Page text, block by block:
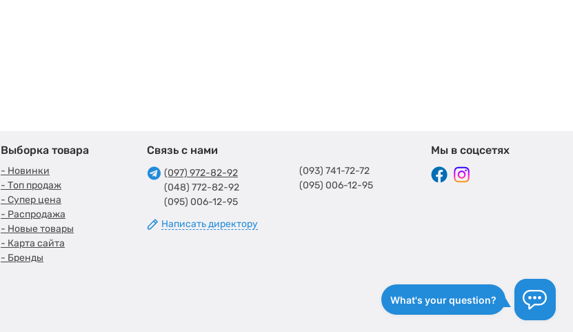
Выборка товара
- Новинки
- Топ продаж
- Супер цена
- Распродажа
- Новые товары
- Карта сайта
- Бренды
Связь с нами
(097) 972-82-92
(048) 772-82-92
(095) 006-12-95
Написать директору
(093) 741-72-72
(095) 006-12-95
Мы в соцсетях